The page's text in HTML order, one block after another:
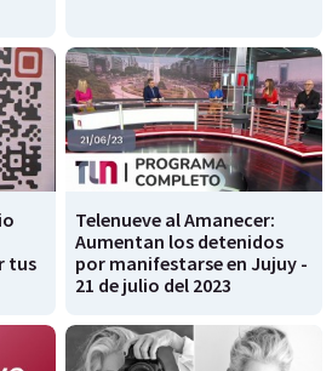
tus
Telenueve al Amanecer:
Aumentan los detenidos
por manifestarse en Jujuy -
21 de julio del 2023